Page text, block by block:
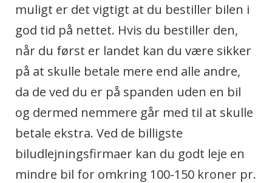
muligt er det vigtigt at du bestiller bilen i
god tid på nettet. Hvis du bestiller den,
når du først er landet kan du være sikker
på at skulle betale mere end alle andre,
da de ved du er på spanden uden en bil
og dermed nemmere går med til at skulle
betale ekstra. Ved de billigste
biludlejningsfirmaer kan du godt leje en
mindre bil for omkring 100-150 kroner pr.